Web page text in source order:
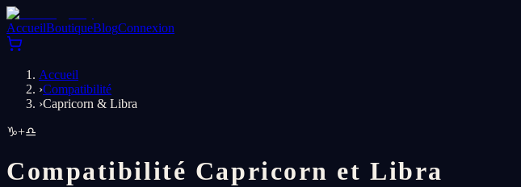
AccueilBoutiqueBlogConnexion
Accueil
›Compatibilité
›Capricorn & Libra
♑+♎
Compatibilité Capricorn et Libra